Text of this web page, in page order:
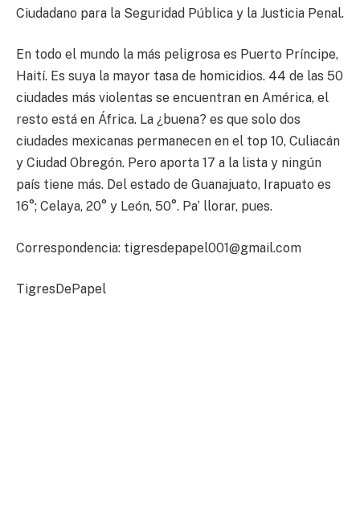
Ciudadano para la Seguridad Pública y la Justicia Penal.
En todo el mundo la más peligrosa es Puerto Príncipe,
Haití. Es suya la mayor tasa de homicidios. 44 de las 50
ciudades más violentas se encuentran en América, el
resto está en África. La ¿buena? es que solo dos
ciudades mexicanas permanecen en el top 10, Culiacán
y Ciudad Obregón. Pero aporta 17 a la lista y ningún
país tiene más. Del estado de Guanajuato, Irapuato es
16°; Celaya, 20° y León, 50°. Pa’ llorar, pues.
Correspondencia: tigresdepapel001@gmail.com
TigresDePapel